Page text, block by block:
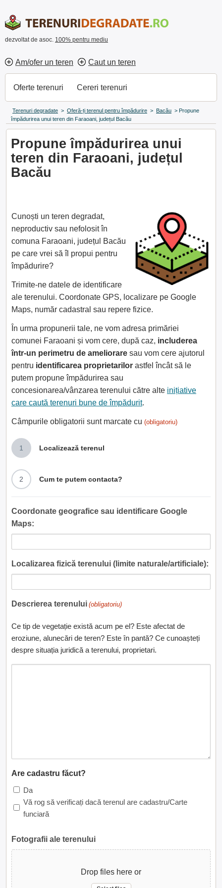
dezvoltat de asoc. 100% pentru mediu
Am/ofer un teren Caut un teren
Oferte terenuri Cereri terenuri
Terenuri degradate > Oferă-ți terenul pentru împădurire > Bacău > Propune
împădurirea unui teren din Faraoani, județul Bacău
Propune împădurirea unui
teren din Faraoani, județul
Bacău
Cunoști un teren degradat,
neproductiv sau nefolosit în
comuna Faraoani, județul Bacău
pe care vrei să îl propui pentru
împădurire?
Trimite-ne datele de identificare
ale terenului. Coordonate GPS, localizare pe Google
Maps, număr cadastral sau repere fizice.
În urma propunerii tale, ne vom adresa primăriei
comunei Faraoani și vom cere, după caz, includerea
într-un perimetru de ameliorare sau vom cere ajutorul
pentru identificarea proprietarilor astfel încât să le
putem propune împădurirea sau
concesionarea/vânzarea terenului către alte inițiative
care caută terenuri bune de împădurit.
Câmpurile obligatorii sunt marcate cu (obligatoriu)
1 Localizează terenul
2 Cum te putem contacta?
Coordonate geografice sau identificare Google
Maps:
Localizarea fizică terenului (limite naturale/artificiale):
Descrierea terenului (obligatoriu)
Ce tip de vegetație există acum pe el? Este afectat de
eroziune, alunecări de teren? Este în pantă? Ce cunoașteți
despre situația juridică a terenului, proprietari.
Are cadastru făcut?
Da
Vă rog să verificați dacă terenul are cadastru/Carte
funciară
Fotografii ale terenului
Drop files here or